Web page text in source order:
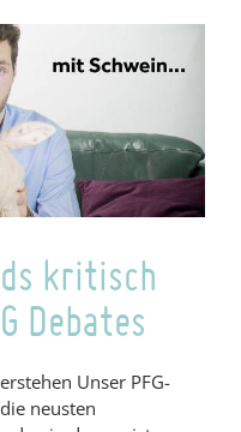
kritisch
Debates
Unser PFG-
neusten